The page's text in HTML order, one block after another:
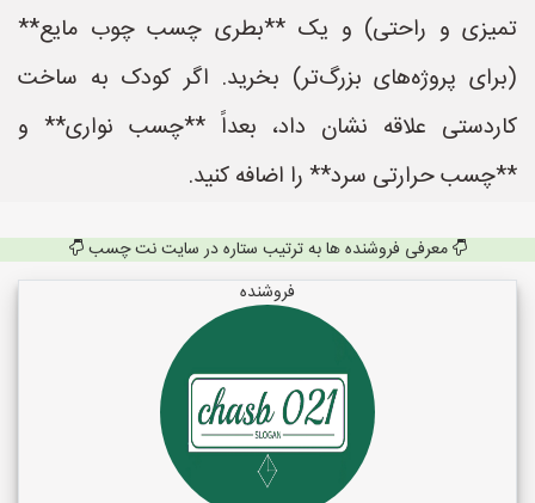
تمیزی و راحتی) و یک **بطری چسب چوب مایع**
(برای پروژه‌های بزرگ‌تر) بخرید. اگر کودک به ساخت
کاردستی علاقه نشان داد، بعداً **چسب نواری** و
**چسب حرارتی سرد** را اضافه کنید.
معرفی فروشنده ها به ترتیب ستاره در سایت نت چسب
فروشنده